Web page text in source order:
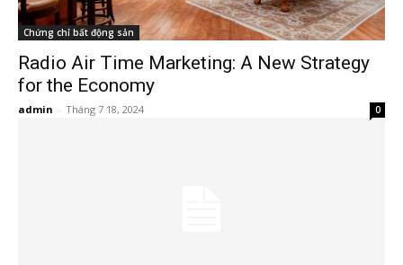
Chứng chỉ bất động sản
Radio Air Time Marketing: A New Strategy
for the Economy
admin - Tháng 7 18, 2024 0